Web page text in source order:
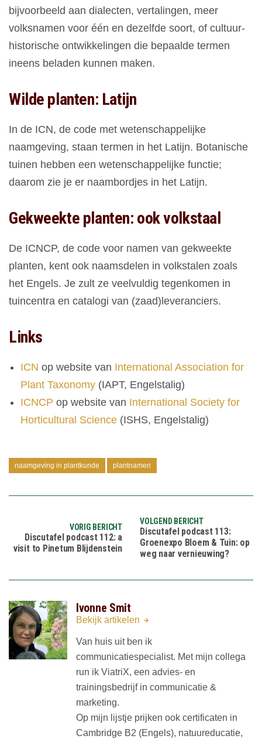
bijvoorbeeld aan dialecten, vertalingen, meer
volksnamen voor één en dezelfde soort, of cultuur-
historische ontwikkelingen die bepaalde termen
ineens beladen kunnen maken.
Wilde planten: Latijn
In de ICN, de code met wetenschappelijke
naamgeving, staan termen in het Latijn. Botanische
tuinen hebben een wetenschappelijke functie;
daarom zie je er naambordjes in het Latijn.
Gekweekte planten: ook volkstaal
De ICNCP, de code voor namen van gekweekte
planten, kent ook naamsdelen in volkstalen zoals
het Engels. Je zult ze veelvuldig tegenkomen in
tuincentra en catalogi van (zaad)leveranciers.
Links
ICN op website van International Association for
Plant Taxonomy (IAPT, Engelstalig)
ICNCP op website van International Society for
Horticultural Science (ISHS, Engelstalig)
naamgeving in plantkunde plantnamen
VORIG BERICHT
Discutafel podcast 112: a
visit to Pinetum Blijdenstein
VOLGEND BERICHT
Discutafel podcast 113:
Groenexpo Bloem & Tuin: op
weg naar vernieuwing?
Ivonne Smit
Bekijk artikelen
Van huis uit ben ik
communicatiespecialist. Met mijn collega
run ik ViatriX, een advies- en
trainingsbedrijf in communicatie &
marketing.
Op mijn lijstje prijken ook certificaten in
Cambridge B2 (Engels), natuureducatie,